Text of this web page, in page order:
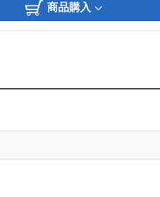
商品購入